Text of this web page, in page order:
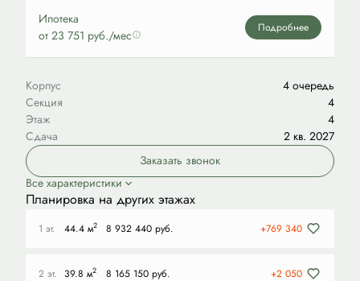
Ипотека
от 23 751 руб./мес
Подробнее
Корпус
4 очередь
Секция
4
Этаж
4
Сдача
2 кв. 2027
Заказать звонок
Все характеристики
Планировка на других этажах
1 эт. 44.4 м2 8 932 440 руб. +769 340
2 эт. 39.8 м2 8 165 150 руб. +2 050